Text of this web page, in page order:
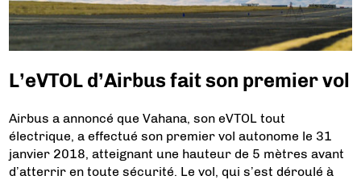
L’eVTOL d’Airbus fait son premier vol
Airbus a annoncé que Vahana, son eVTOL tout
électrique, a effectué son premier vol autonome le 31
janvier 2018, atteignant une hauteur de 5 mètres avant
d’atterrir en toute sécurité. Le vol, qui s’est déroulé à